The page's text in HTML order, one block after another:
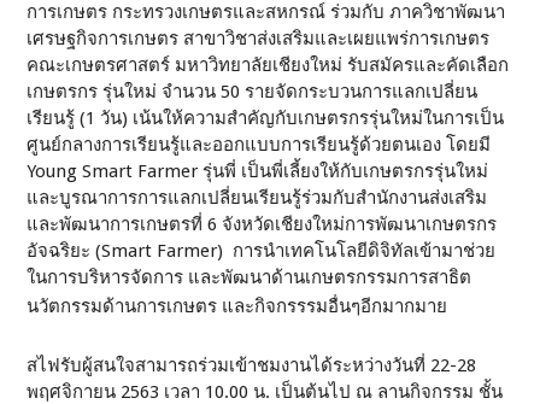
การเกษตร กระทรวงเกษตรและสหกรณ์ ร่วมกับ ภาควิชาพัฒนา
เศรษฐกิจการเกษตร สาขาวิชาส่งเสริมและเผยแพร่การเกษตร
คณะเกษตรศาสตร์ มหาวิทยาลัยเชียงใหม่ รับสมัครและคัดเลือก
เกษตรกร รุ่นใหม่ จำนวน 50 รายจัดกระบวนการแลกเปลี่ยน
เรียนรู้ (1 วัน) เน้นให้ความสำคัญกับเกษตรกรรุ่นใหม่ในการเป็น
ศูนย์กลางการเรียนรู้และออกแบบการเรียนรู้ด้วยตนเอง โดยมี
Young Smart Farmer รุ่นพี่ เป็นพี่เลี้ยงให้กับเกษตรกรรุ่นใหม่
และบูรณาการการแลกเปลี่ยนเรียนรู้ร่วมกับสำนักงานส่งเสริม
และพัฒนาการเกษตรที่ 6 จังหวัดเชียงใหม่การพัฒนาเกษตรกร
อัจฉริยะ (Smart Farmer) การนำเทคโนโลยีดิจิทัลเข้ามาช่วย
ในการบริหารจัดการ และพัฒนาด้านเกษตรกรรมการสาธิต
นวัตกรรมด้านการเกษตร และกิจกรรรมอื่นๆอีกมากมาย
สไฟรับผู้สนใจสามารถร่วมเข้าชมงานได้ระหว่างวันที่ 22-28
พฤศจิกายน 2563 เวลา 10.00 น. เป็นต้นไป ณ ลานกิจกรรม ชั้น